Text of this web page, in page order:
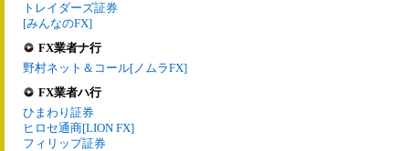
トレイダーズ証券
[みんなのFX]
FX業者ナ行
野村ネット＆コール[ノムラFX]
FX業者ハ行
ひまわり証券
ヒロセ通商[LION FX]
フィリップ証券